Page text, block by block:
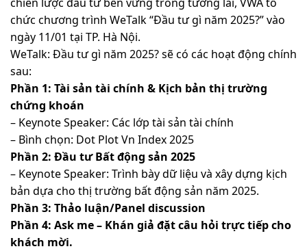
chức chương trình WeTalk “Đầu tư gì năm 2025?” vào
ngày 11/01 tại TP. Hà Nội.
WeTalk: Đầu tư gì năm 2025? sẽ có các hoạt động chính
sau:
Phần 1: Tài sản tài chính & Kịch bản thị trường
chứng khoán
– Keynote Speaker: Các lớp tài sản tài chính
– Bình chọn: Dot Plot Vn Index 2025
Phần 2: Đầu tư Bất động sản 2025
– Keynote Speaker: Trình bày dữ liệu và xây dựng kịch
bản dựa cho thị trường bất động sản năm 2025.
Phần 3: Thảo luận/Panel discussion
Phần 4: Ask me – Khán giả đặt câu hỏi trực tiếp cho
khách mời.